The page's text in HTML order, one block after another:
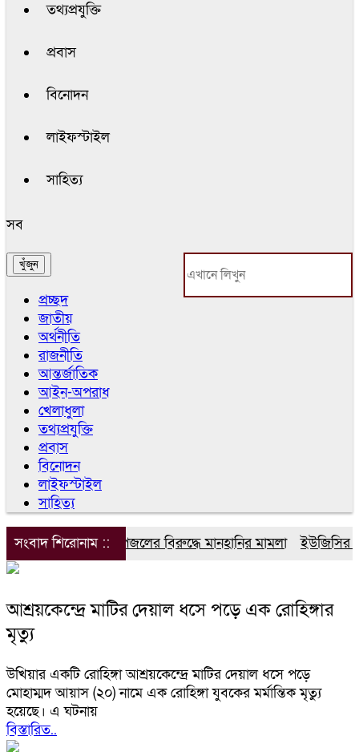
তথ্যপ্রযুক্তি
প্রবাস
বিনোদন
লাইফস্টাইল
সাহিত্য
সব
প্রচ্ছদ
জাতীয়
অর্থনীতি
রাজনীতি
আন্তর্জাতিক
আইন-অপরাধ
খেলাধুলা
তথ্যপ্রযুক্তি
প্রবাস
বিনোদন
লাইফস্টাইল
সাহিত্য
সংবাদ শিরোনাম ::ডিপজলের বিরুদ্ধে মানহানির মামলা ইউজিসির
আশ্রয়কেন্দ্রে মাটির দেয়াল ধসে পড়ে এক রোহিঙ্গার
মৃত্যু
উখিয়ার একটি রোহিঙ্গা আশ্রয়কেন্দ্রে মাটির দেয়াল ধসে পড়ে
মোহাম্মদ আয়াস (২০) নামে এক রোহিঙ্গা যুবকের মর্মান্তিক মৃত্যু
হয়েছে। এ ঘটনায়
বিস্তারিত..